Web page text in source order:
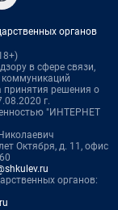
органов
в сфере связи,
принятия решения о
г.
"ИНТЕРНЕТ
Октября, д. 11, офис
органов: